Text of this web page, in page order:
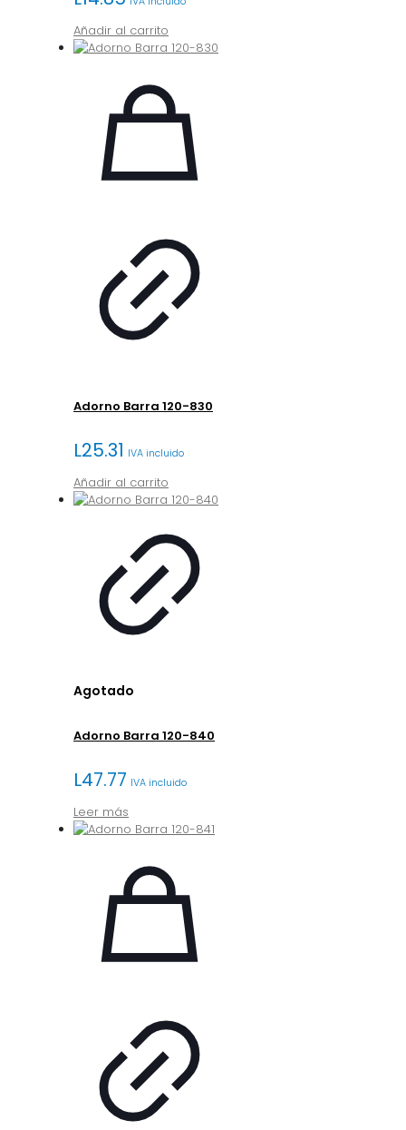
Añadir al carrito
Adorno Barra 120-830
L25.31 IVA incluido
Añadir al carrito
Agotado
Adorno Barra 120-840
L47.77 IVA incluido
Leer más